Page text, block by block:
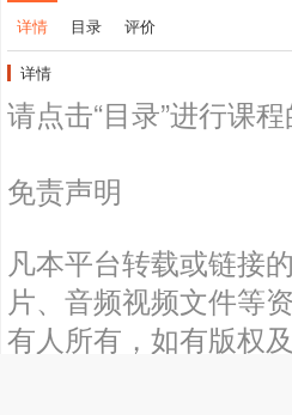
详情 目录 评价
详情
请点击“目录”进行课
免责声明
凡本平台转载或链接
片、音频视频文件等
有人所有，如有版权